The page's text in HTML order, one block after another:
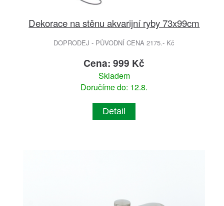
Dekorace na stěnu akvarijní ryby 73x99cm
DOPRODEJ - PŮVODNÍ CENA 2175.- Kč
Cena: 999 Kč
Skladem
Doručíme do: 12.8.
Detail